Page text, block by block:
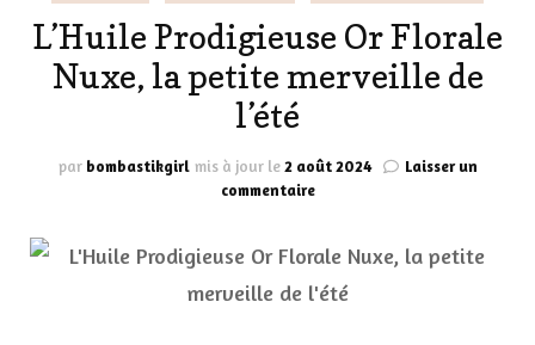
L’Huile Prodigieuse Or Florale
Nuxe, la petite merveille de
l’été
par bombastikgirl mis à jour le2 août 2024
Laisser un
commentairesur
Or
Florale